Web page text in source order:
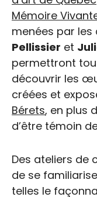
Mémoire
menées par
Pellissier et
permettront
découvrir les
créées et
Bérets, en plus
d’être témoin
Des ateliers de
de se
telles le